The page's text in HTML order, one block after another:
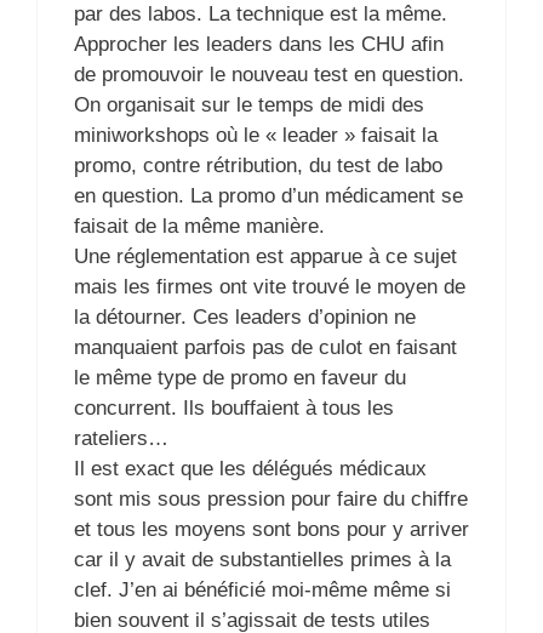
par des labos. La technique est la même.
Approcher les leaders dans les CHU afin
de promouvoir le nouveau test en question.
On organisait sur le temps de midi des
miniworkshops où le « leader » faisait la
promo, contre rétribution, du test de labo
en question. La promo d’un médicament se
faisait de la même manière.
Une réglementation est apparue à ce sujet
mais les firmes ont vite trouvé le moyen de
la détourner. Ces leaders d’opinion ne
manquaient parfois pas de culot en faisant
le même type de promo en faveur du
concurrent. Ils bouffaient à tous les
rateliers…
Il est exact que les délégués médicaux
sont mis sous pression pour faire du chiffre
et tous les moyens sont bons pour y arriver
car il y avait de substantielles primes à la
clef. J’en ai bénéficié moi-même même si
bien souvent il s’agissait de tests utiles